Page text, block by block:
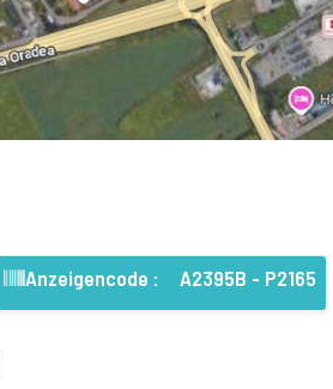
Anzeigencode : A2395B - P2165